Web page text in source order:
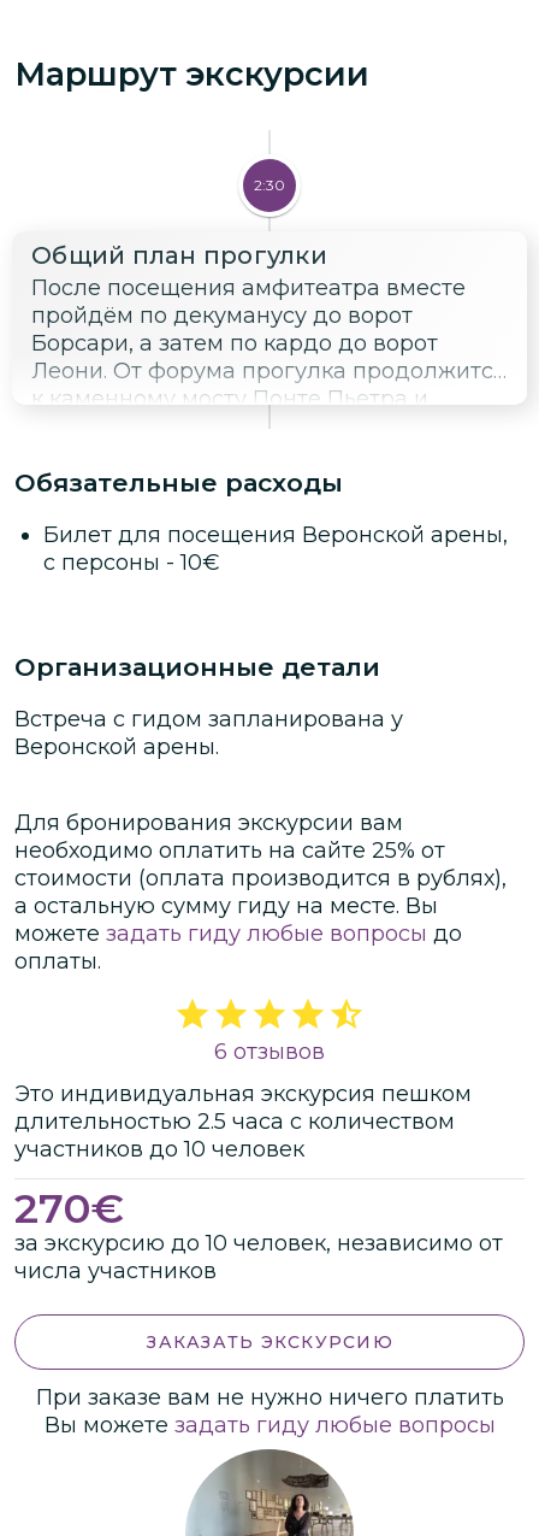
Маршрут экскурсии
2:30
Общий план прогулки
После посещения амфитеатра вместе
пройдём по декуманусу до ворот
Борсари, а затем по кардо до ворот
Леони. От форума прогулка продолжится
к каменному мосту Понте Пьетра и
Римскому театру. Завершим прогулку на
основали первое поселение.
Обязательные расходы
Билет для посещения Веронской арены,
с персоны -10€
Организационные детали
Встреча с гидом запланирована у
Веронской арены.
Для бронирования экскурсии вам
необходимо оплатить на сайте 25% от
стоимости (оплата производится в рублях),
а остальную сумму гиду на месте. Вы
можете задать гиду любые вопросы до
оплаты.
6 отзывов
Это индивидуальная экскурсия пешком
длительностью 2.5 часа с количеством
участников до 10 человек
270€
за экскурсию до 10 человек, независимо от
числа участников
ЗАКАЗАТЬ ЭКСКУРСИЮ
При заказе вам не нужно ничего платить
Вы можете задать гиду любые вопросы